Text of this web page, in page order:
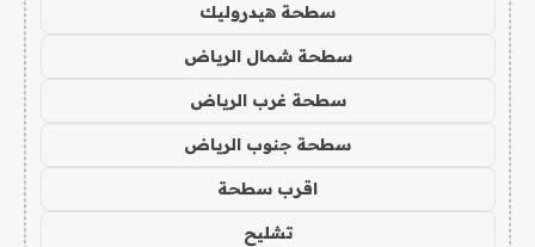
سطحة هيدروليك
سطحة شمال الرياض
سطحة غرب الرياض
سطحة جنوب الرياض
اقرب سطحة
تشليح